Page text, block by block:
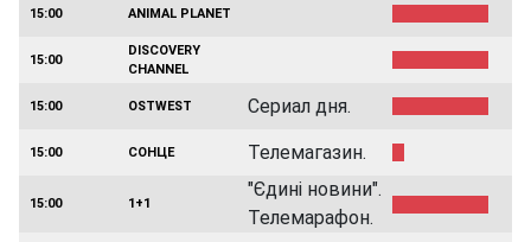
15:00 ANIMAL PLАNET
15:00
DISCOVERY
CHANNEL
15:00 OSTWEST Сериал дня.
15:00 СОНЦЕ Телемагазин.
15:00 1+1
"Єдині новини".
Телемарафон.